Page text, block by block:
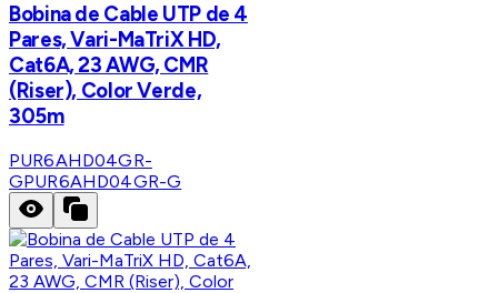
Bobina de Cable UTP de 4
Pares, Vari-MaTriX HD,
Cat6A, 23 AWG, CMR
(Riser), Color Verde,
305m
PUR6AHD04GR-
GPUR6AHD04GR-G